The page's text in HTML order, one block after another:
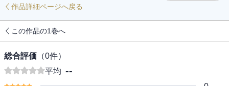
作品詳細ページへ戻る
この作品の1巻へ
総合評価 （0件）
平均 --